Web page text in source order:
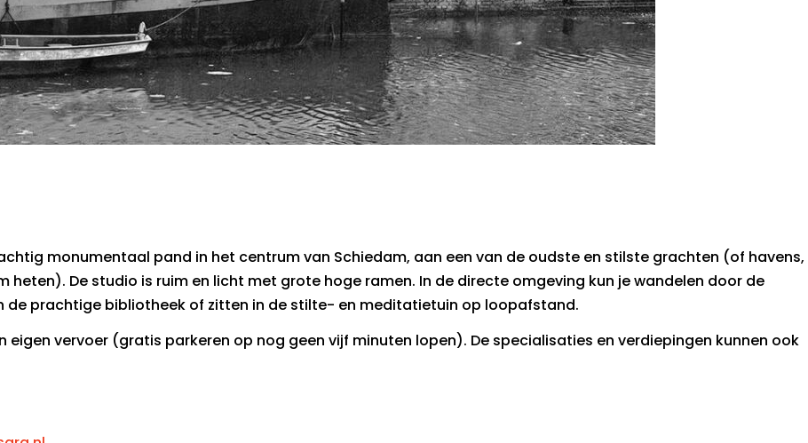
monumentaal pand in het centrum van Schiedam, aan een van de oudste en stilste grachten (of havens,
heten). De studio is ruim en licht met grote hoge ramen. In de directe omgeving kun je wandelen door de
de prachtige bibliotheek of zitten in de stilte- en meditatietuin op loopafstand.
vervoer (gratis parkeren op nog geen vijf minuten lopen). De specialisaties en verdiepingen kunnen ook